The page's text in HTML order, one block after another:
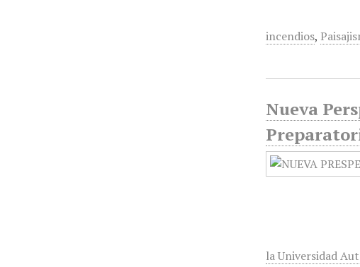
incendios,
Nueva
la Universidad